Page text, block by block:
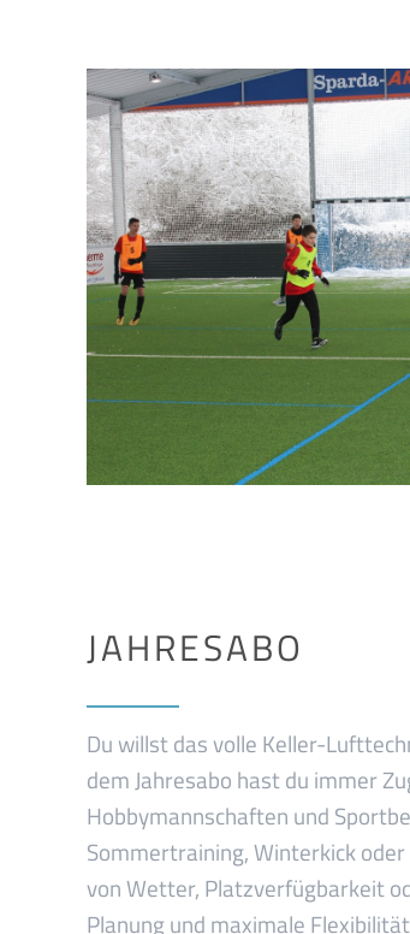
JAHRESABO
Du willst das volle Keller-
dem Jahresabo hast du immer
Hobbymannschaften und
Sommertraining, Winterkick
von Wetter, Platzverfügbarkeit
Planung und maximale